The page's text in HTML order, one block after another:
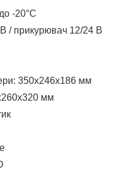
-20°C
/ прикурювач 12/24 В
350х246x186 мм
мм